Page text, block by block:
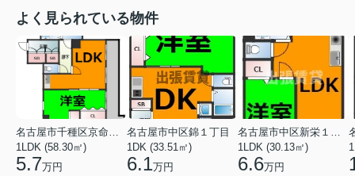
よく見られている物件
名古屋市千種区京命１丁目
1LDK (58.30㎡)
5.7万円
名古屋市中区錦１丁目
1DK (33.51㎡)
6.1万円
名古屋市中区新栄１丁目
1LDK (30.13㎡)
6.6万円